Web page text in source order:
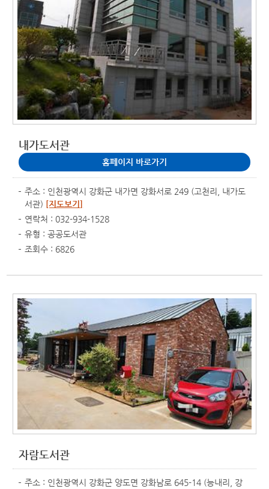
내가도서관
홈페이지 바로가기
주소 : 인천광역시 강화군 내가면 강화서로 249 (고천리, 내가도
서관) [지도보기]
연락처 : 032-934-1528
유형 : 공공도서관
조회수 : 6826
자람도서관
주소 : 인천광역시 강화군 양도면 강화남로 645-14 (능내리, 강